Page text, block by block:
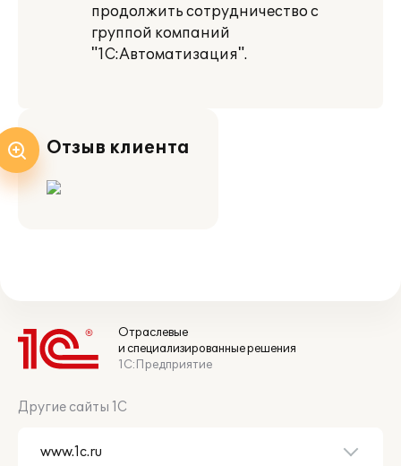
продолжить сотрудничество с
группой компаний
"1С:Автоматизация".
Отзыв клиента
Отраслевые
и специализированные решения
1С:Предприятие
Другие сайты 1С